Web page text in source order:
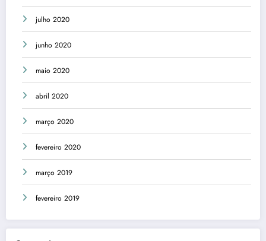
julho 2020
junho 2020
maio 2020
abril 2020
março 2020
fevereiro 2020
março 2019
fevereiro 2019